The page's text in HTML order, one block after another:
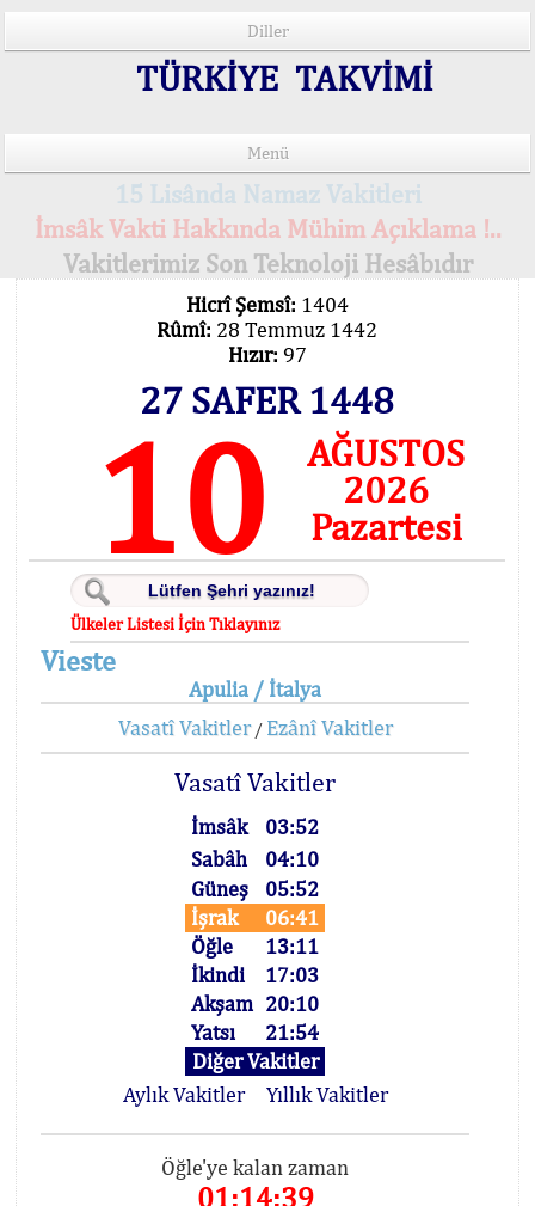
Diller
TÜRKİYE TAKVİMİ
Menü
15 Lisânda Namaz Vakitleri
İmsâk Vakti Hakkında Mühim Açıklama !..
Vakitlerimiz Son Teknoloji Hesâbıdır
Hicrî Şemsî: 1404
Rûmî: 28 Temmuz 1442
Hızır: 97
27 SAFER 1448
10
AĞUSTOS
2026
Pazartesi
Ülkeler Listesi İçin Tıklayınız
Vieste
Apulia / İtalya
Vasatî Vakitler/ Ezânî Vakitler
Vasatî Vakitler
İmsâk
03:52
Sabâh
04:10
Güneş
05:52
İşrak
06:41
Öğle
13:11
İkindi
17:03
Akşam 20:10
Yatsı
21:54
Diğer Vakitler
Aylık Vakitler
Yıllık Vakitler
Öğle'ye kalan zaman
01:14:39